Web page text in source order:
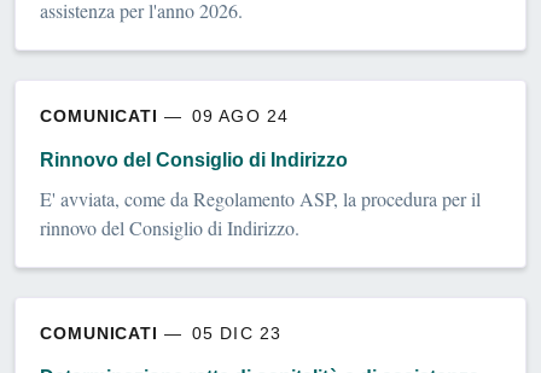
assistenza per l'anno 2026.
COMUNICATI 09 AGO 24
Rinnovo del Consiglio di Indirizzo
E' avviata, come da Regolamento ASP, la procedura per il
rinnovo del Consiglio di Indirizzo.
COMUNICATI 05 DIC 23